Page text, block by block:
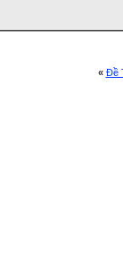
« Ðề